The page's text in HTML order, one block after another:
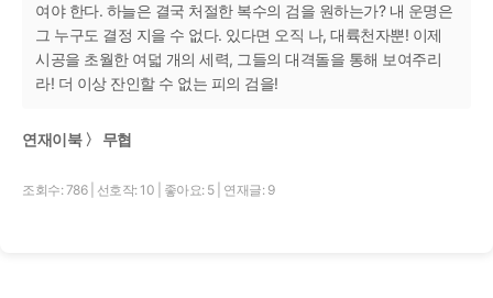
여야 한다. 하늘은 결국 처절한 복수의 검을 원하는가? 내 운명은
그 누구도 결정 지을 수 없다. 있다면 오직 나, 대륙천자뿐! 이제
시공을 초월한 여덟 개의 세력, 그들의 대격돌을 통해 보여주리
라! 더 이상 잔인할 수 없는 피의 검을!
연재이북 〉 무협
조회수: 786 선호작: 10 좋아요: 5 연재글: 9